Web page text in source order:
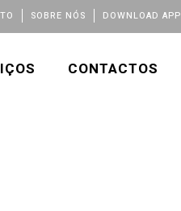
SOBRE NÓS DOWNLOAD APP
CONTACTOS